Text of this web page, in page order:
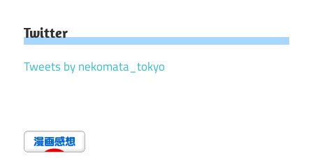
Twitter
Tweets by nekomata_tokyo